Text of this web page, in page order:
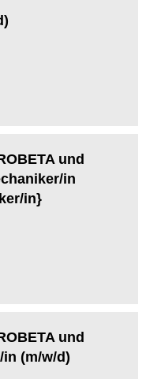
und
in
in}
und
(m/w/d)